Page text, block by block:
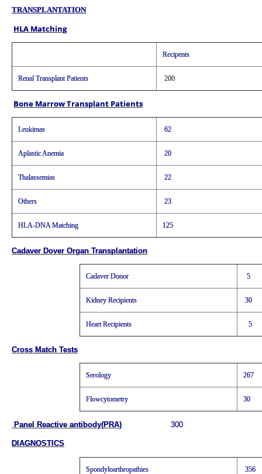
TRANSPLANTATION
HLA Matching
Recipents
Renal Transplant Patients 200
Bone Marrow Transplant Patients
Leukimas 62
Aplastic Anemia 20
Thalassemias 22
Others 23
HLA-DNA Matching 125
Cadaver Dover Organ Transplantation
Cadaver Donor 5
Kidney Recipients 30
Heart Recipients 5
Cross Match Tests
Serology 267
Flowcytometry 30
Panel Reactive antibody(PRA) 300
DIAGNOSTICS
Spondyloarthropathies 356